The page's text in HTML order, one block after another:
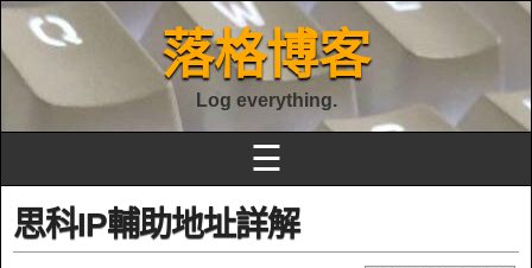
落格博客
Log everything.
☰
思科IP輔助地址詳解